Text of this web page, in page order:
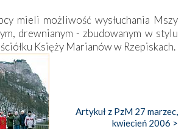
mieli możliwość wysłuchania Mszy
drewnianym - zbudowanym w stylu
Księży Marianów w Rzepiskach.
Artykuł z PzM 27 marzec,
kwiecień 2006 >